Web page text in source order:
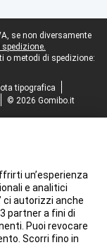
se non diversamente
spedizione.
o metodi di spedizione:
tipografica
© 2026 Gomibo.it
un’esperienza
e analitici
ci autorizzi anche
partner a fini di
Puoi revocare
Scorri fino in